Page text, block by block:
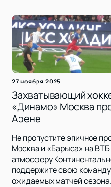
27 ноября 2025
Захватывающий
«Динамо» Москва
Арене
Не пропустите эпичное
Москва и «Барыса» на ВТБ
атмосферу
поддержите свою
ожидаемых матчей сезона.